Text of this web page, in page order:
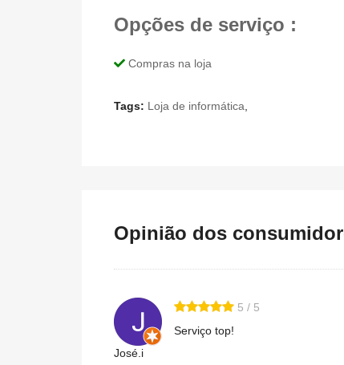
Opções de serviço :
Compras na loja
Tags: Loja de informática
Opinião dos
José.i
5 / 5
Serviço top!